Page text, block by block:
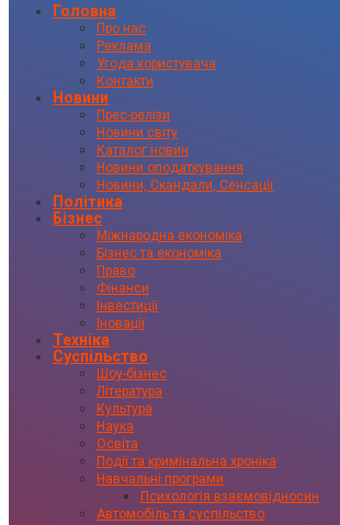
Головна
Про нас
Реклама
Угода користувача
Контакти
Новини
Прес-релізи
Новини світу
Каталог новин
Новини оподаткування
Новини, Скандали, Сенсації
Політика
Бізнес
Міжнародна економіка
Бізнес та економіка
Право
Фінанси
Інвестиції
Іновації
Техніка
Суспільство
Шоу-бізнес
Література
Культура
Наука
Освіта
Події та кримінальна хроніка
Навчальні програми
Психологія взаємовідносин
Автомобіль та суспільство